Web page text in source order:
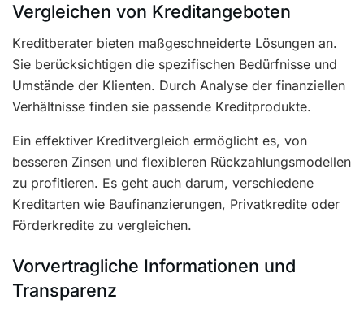
Vergleichen von Kreditangeboten
Kreditberater bieten maßgeschneiderte Lösungen an.
Sie berücksichtigen die spezifischen Bedürfnisse und
Umstände der Klienten. Durch Analyse der finanziellen
Verhältnisse finden sie passende Kreditprodukte.
Ein effektiver Kreditvergleich ermöglicht es, von
besseren Zinsen und flexibleren Rückzahlungsmodellen
zu profitieren. Es geht auch darum, verschiedene
Kreditarten wie Baufinanzierungen, Privatkredite oder
Förderkredite zu vergleichen.
Vorvertragliche Informationen und
Transparenz